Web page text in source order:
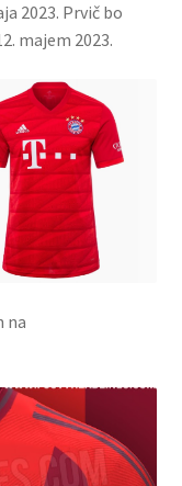
2023. Prvič bo
majem 2023.
na